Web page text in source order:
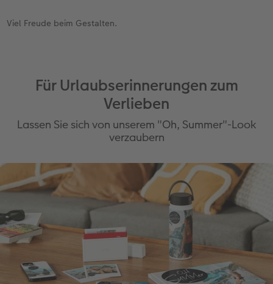
können Sie nach Ihren Wünschen verändern:
4.Weitere Seiten hinzufügen
Auch wenn Sie eine Buchvorlage nutzen, können
Sie in 4er-Schritten Seiten hinzufügen. Nutzen Sie
den Button unten rechts oder duplizieren Sie
bestehende Seiten mithilfe der rechten
Viel Freude beim Gestalten.
Für Urlaubserinnerungen zum
Verlieben
Lassen Sie sich von unserem "Oh, Summer"-Look
verzaubern